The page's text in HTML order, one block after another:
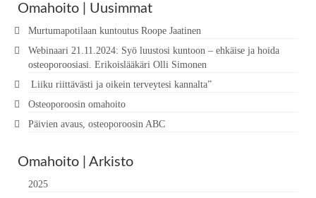
Omahoito | Uusimmat
Murtumapotilaan kuntoutus Roope Jaatinen
Webinaari 21.11.2024: Syö luustosi kuntoon – ehkäise ja hoida
osteoporoosiasi. Erikoislääkäri Olli Simonen
Liiku riittävästi ja oikein terveytesi kannalta”
Osteoporoosin omahoito
Päivien avaus, osteoporoosin ABC
Omahoito | Arkisto
2025